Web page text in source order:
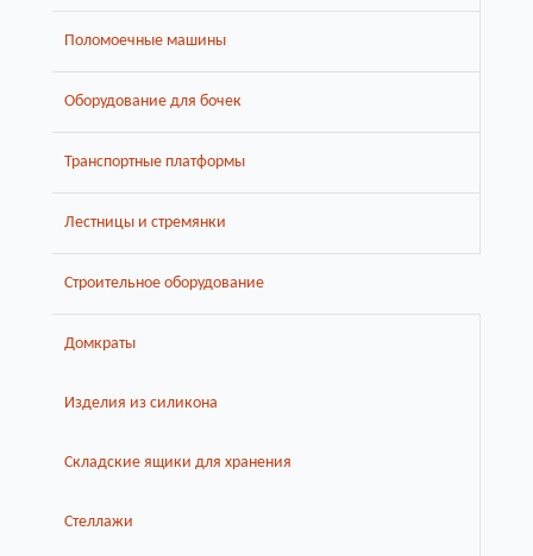
Поломоечные машины
Оборудование для бочек
Транспортные платформы
Лестницы и стремянки
Строительное оборудование
Домкраты
Изделия из силикона
Складские ящики для хранения
Стеллажи